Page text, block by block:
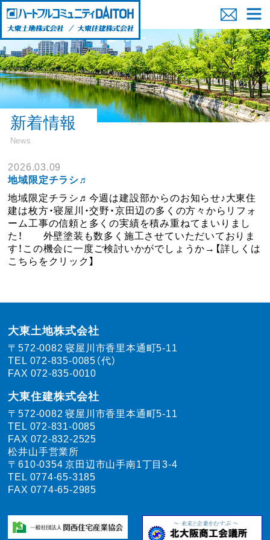
新着情報
News
2026.03.09
地域限定チラシ♬
地域限定チラシ♬今週は建設部からのお知らせ♪大東住
建は枚方・寝屋川・交野・京田辺の多くの方々からリフォ
ーム工事の信頼と多くの実績を積み重ねてまいりまし
た！ 外壁塗装も数多く施工させていただいておりま
す！この機会に一度ご検討いかがでしょうか→【詳しくは
こちらをクリック】
大東土地株式会社
〒572-0082寝屋川市香里本通町5-11
TEL 072-835-0085（代）
FAX 072-835-0010
大東住建株式会社
〒572-0082寝屋川市香里本通町5-11
TEL 072-831-0085
FAX 072-832-2525
松井山手営業所
〒610-0354京田辺市山手南1丁目3-4
TEL 0774-65-3185
FAX 0774-65-2985